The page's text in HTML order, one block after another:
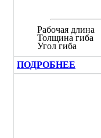
Рабочая длина
Толщина гиба
Угол гиба
ПОДРОБНЕЕ